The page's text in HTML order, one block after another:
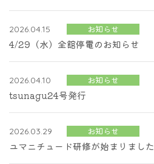
2026.04.15 お知らせ
4/29（水）全館停電のお知らせ
2026.04.10 お知らせ
tsunagu24号発行
2026.03.29 お知らせ
ユマニチュード研修が始まりました